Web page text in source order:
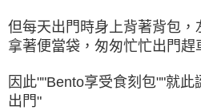
但每天出門時身上背著背包
拿著便當袋，匆匆忙忙出門趕
因此""Bento享受食刻包""就
出門"